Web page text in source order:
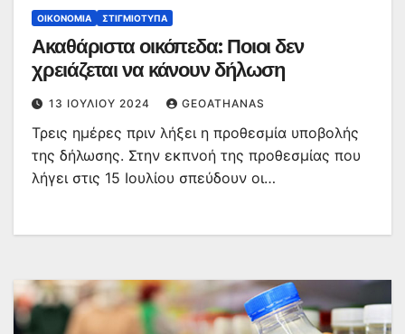
ΟΙΚΟΝΟΜΊΑ ΣΤΙΓΜΙΌΤΥΠΑ
Ακαθάριστα οικόπεδα: Ποιοι δεν
χρειάζεται να κάνουν δήλωση
13 ΙΟΥΛΊΟΥ 2024 GEOATHANAS
Τρεις ημέρες πριν λήξει η προθεσμία υποβολής
της δήλωσης. Στην εκπνοή της προθεσμίας που
λήγει στις 15 Ιουλίου σπεύδουν οι…